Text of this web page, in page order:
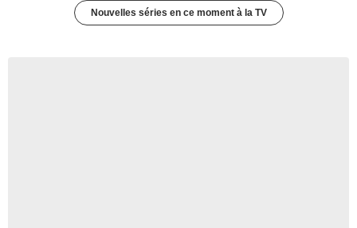
Nouvelles séries en ce moment à la TV